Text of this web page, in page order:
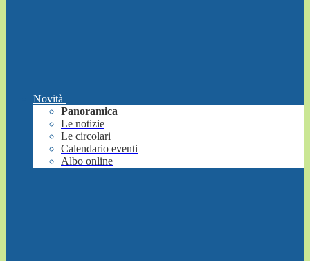
Novità
Panoramica
Le notizie
Le circolari
Calendario eventi
Albo online